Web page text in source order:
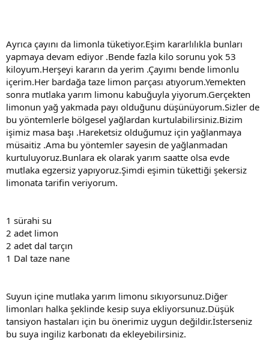
Ayrıca çayını da limonla tüketiyor.Eşim kararlılıkla bunları
yapmaya devam ediyor .Bende fazla kilo sorunu yok 53
kiloyum.Herşeyi kararın da yerim .Çayımı bende limonlu
içerim.Her bardağa taze limon parçası atıyorum.Yemekten
sonra mutlaka yarım limonu kabuğuyla yiyorum.Gerçekten
limonun yağ yakmada payı olduğunu düşünüyorum.Sizler de
bu yöntemlerle bölgesel yağlardan kurtulabilirsiniz.Bizim
işimiz masa başı .Hareketsiz olduğumuz için yağlanmaya
müsaitiz .Ama bu yöntemler sayesin de yağlanmadan
kurtuluyoruz.Bunlara ek olarak yarım saatte olsa evde
mutlaka egzersiz yapıyoruz.Şimdi eşimin tükettiği şekersiz
limonata tarifin veriyorum.
1 sürahi su
2 adet limon
2 adet dal tarçın
1 Dal taze nane
Suyun içine mutlaka yarım limonu sıkıyorsunuz.Diğer
limonları halka şeklinde kesip suya ekliyorsunuz.Düşük
tansiyon hastaları için bu önerimiz uygun değildir.İsterseniz
bu suya ingiliz karbonatı da ekleyebilirsiniz.